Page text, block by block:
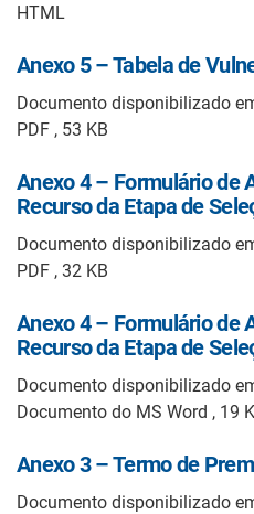
HTML
Anexo 5 – Tabela de
Documento disponibilizado
PDF , 53 KB
Anexo 4 – Formulário de
Recurso da Etapa de
Documento disponibilizado
PDF , 32 KB
Anexo 4 – Formulário de
Recurso da Etapa de
Documento disponibilizado
Documento do MS Word , 19
Anexo 3 – Termo de
Documento disponibilizado